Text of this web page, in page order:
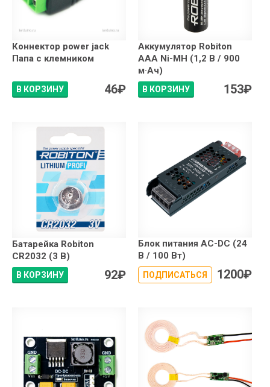
Коннектор power jack
Папа с клемником
В КОРЗИНУ 46₽
Аккумулятор Robiton
AAA Ni-MH (1,2 В / 900
м·Ач)
В КОРЗИНУ 153₽
Батарейка Robiton
CR2032 (3 В)
В КОРЗИНУ 92₽
Блок питания AC-DC (24
В / 100 Вт)
ПОДПИСАТЬСЯ 1200₽